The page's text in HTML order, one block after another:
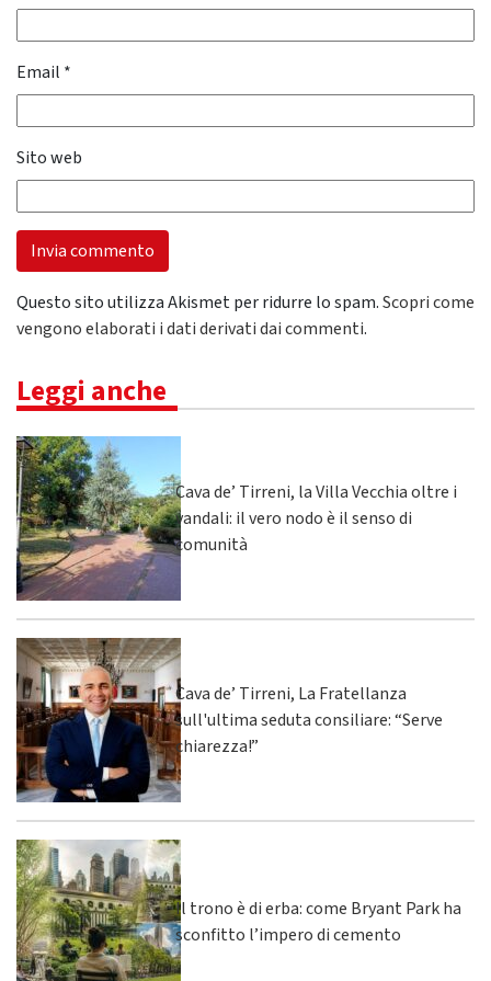
Email *
Sito web
Questo sito utilizza Akismet per ridurre lo spam.Scopri come
vengono elaborati i dati derivati dai commenti.
Leggi anche
Cava de’ Tirreni, la Villa Vecchia oltre i
vandali: il vero nodo è il senso di
comunità
Cava de’ Tirreni, La Fratellanza
sull'ultima seduta consiliare: “Serve
chiarezza!”
Il trono è di erba: come Bryant Park ha
sconfitto l’impero di cemento